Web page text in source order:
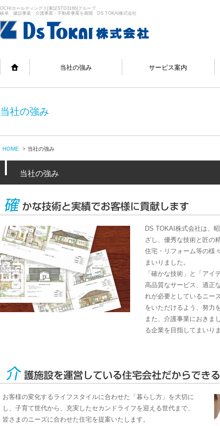
OCHIホールディングス[東証STD3166]グループ
岐阜 建設事業・介護事業・不動産事業を展開 DS TOKAI株式会社
当社の強み サービス案内
当社の強み
HOME 当社の強み
当社の強み
DS TOKAI株式会社は、
ざし、優秀な技術と匠の
住宅・リフォーム等の様
まいりました。
「確かな技術」と「アイ
高品質なサービス、適正
れが必要としているニー
をいただけるよう、努力
また、介護事業におきま
る企業を目指してまいり
お客様の変化するライフスタイルに合わせた「暮らし方」を大切に
し、子育て世代から、充実したセカンドライフを迎える世代まで、
皆さまのニーズに合わせた住宅を提案いたします。